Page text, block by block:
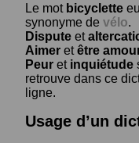
Le mot bicyclette
synonyme de vélo.
Dispute et
Aimer etêtre
Peur et inquiétude
retrouve dans ce
ligne.
Usage d’un